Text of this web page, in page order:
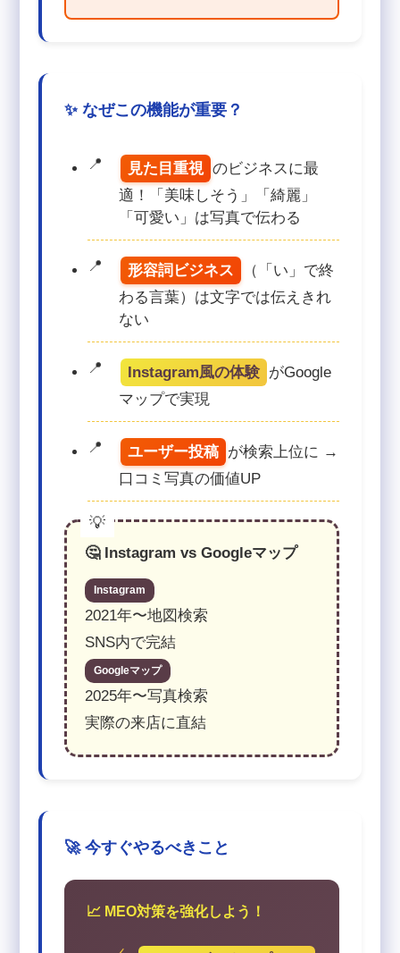
✨ なぜこの機能が重要？
見た目重視 のビジネスに最
適！「美味しそう」「綺麗」
「可愛い」は写真で伝わる
形容詞ビジネス
（「い」で終
わる言葉）は文字では伝えきれ
ない
Instagram風の体験 がGoogle
マップで実現
ユーザー投稿 が検索上位に →
口コミ写真の価値UP
🤔 Instagram vs Googleマップ
Instagram
2021年〜地図検索
SNS内で完結
Googleマップ
2025年〜写真検索
実際の来店に直結
🚀 今すぐやるべきこと
📈 MEO対策を強化しよう！